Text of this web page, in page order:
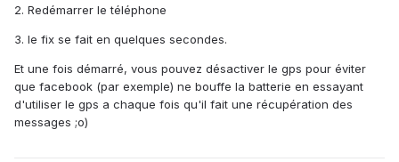
2. Redémarrer le téléphone
3. le fix se fait en quelques secondes.
Et une fois démarré, vous pouvez désactiver le gps pour éviter
que facebook (par exemple) ne bouffe la batterie en essayant
d'utiliser le gps a chaque fois qu'il fait une récupération des
messages ;o)